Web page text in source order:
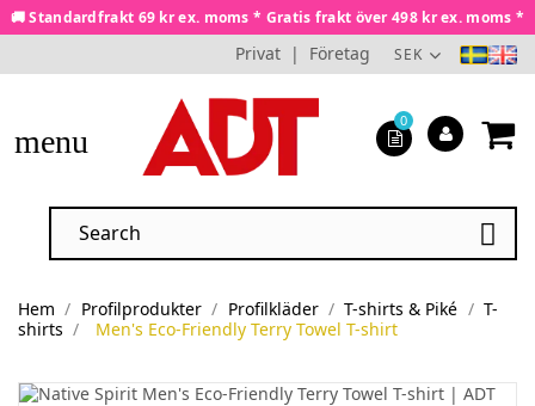
🚚 Standardfrakt 69 kr ex. moms * Gratis frakt över 498 kr ex. moms *
Privat | Företag SEK
menu

0
Hem Profilprodukter Profilkläder T-shirts & Piké
T-
shirts
Men's Eco-Friendly Terry Towel T-shirt